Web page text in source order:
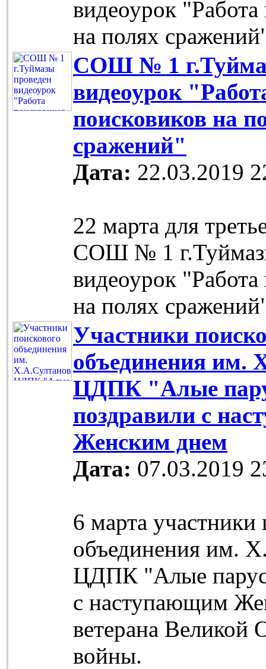
видеоурок "Работа
на полях
СОШ № 1
видеоурок
поисковиков на
сражений"
Дата: 22.03.2019
22 марта для
СОШ № 1
видеоурок "Работа
на полях
Участники
объединения им.
ЦДПК "Алые
поздравили с
Женским днем
Дата: 07.03.2019
6 марта участники
объединения им.
ЦДПК "Алые
с наступающим
ветерана Великой
войны.